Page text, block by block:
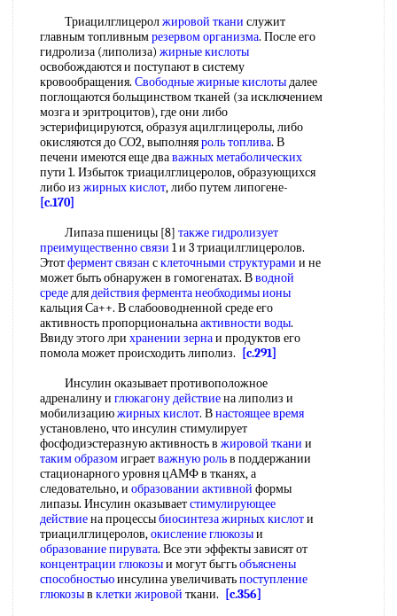
Триацилглицеролжировой ткани служит
главным топливнымрезервом организма. После его
гидролиза (липолиза) жирные кислоты
освобождаются и поступают в систему
кровообращения. Свободные жирные кислотыдалее
поглощаются больщинством тканей (за исключением
мозга и эритроцитов), где они либо
эстерифицируются, образуя ацилглицеролы, либо
окисляются до СО2, выполняяроль топлива. В
печени имеются еще дваважных метаболических
пути 1. Избыток триацилглицеролов, образующихся
либо из жирных кислот, либо путем липогене-
[c.170]
Липаза пшеницы [8] также гидролизует
преимущественно связи 1 и 3 триацилглицеролов.
Этотфермент связан склеточными структурами и не
может быть обнаружен в гомогенатах. Вводной
средедлядействия ферментанеобходимы ионы
кальция Са++. В слабооводненной среде его
активность пропорциональнаактивности воды.
Ввиду этого лри хранении зернаи продуктов его
помола может происходить липолиз.
[c.291]
Инсулин оказывает противоположное
адреналину и глюкагону действиена липолиз и
мобилизациюжирных кислот. Внастоящее время
установлено, что инсулин стимулирует
фосфодиэстеразную активность в жировой ткани и
таким образомиграетважную рольв поддержании
стационарного уровня цАМФ в тканях, а
следовательно, и образовании активной формы
липазы. Инсулин оказываетстимулирующее
действиена процессыбиосинтеза жирных кислоти
триацилглицеролов,окисление глюкозыи
образование пирувата. Все эти эффекты зависят от
концентрации глюкозыи могут бьггьобъяснены
способностьюинсулина увеличиватьпоступление
глюкозыв клетки жировой ткани.
[c.356]